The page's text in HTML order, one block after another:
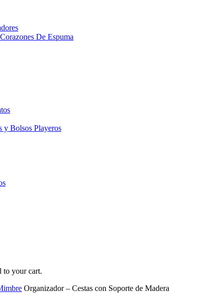
De Espuma
y Bolsos Playeros
to your cart.
Organizador – Cestas con Soporte de Madera